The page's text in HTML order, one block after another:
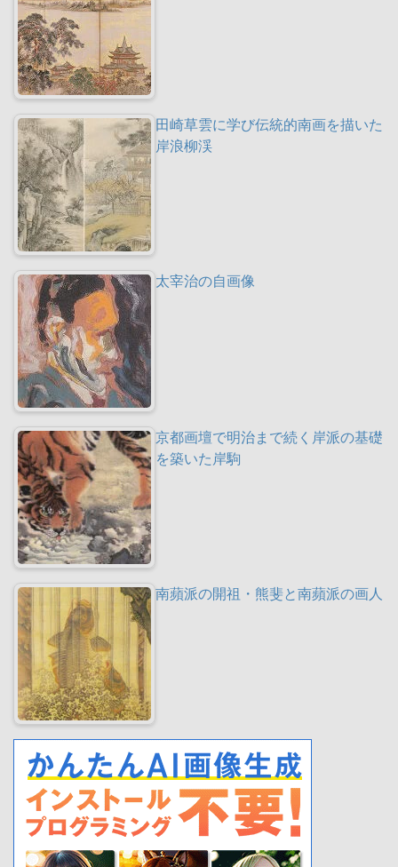
田崎草雲に学び伝統的南画を描いた
岸浪柳渓
太宰治の自画像
京都画壇で明治まで続く岸派の基礎
を築いた岸駒
南蘋派の開祖・熊斐と南蘋派の画人